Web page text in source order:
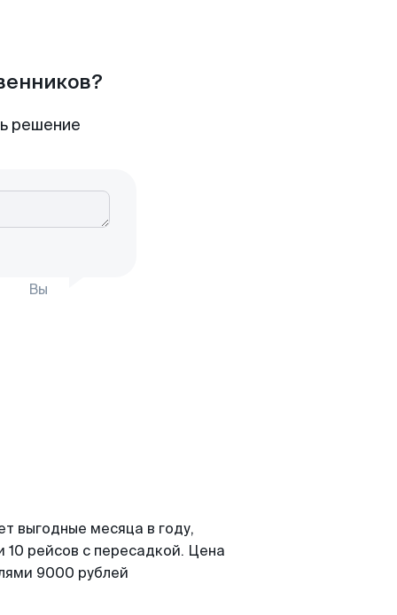
решение
Вы
выгодные месяца в году,
рейсов с пересадкой. Цена
9000 рублей